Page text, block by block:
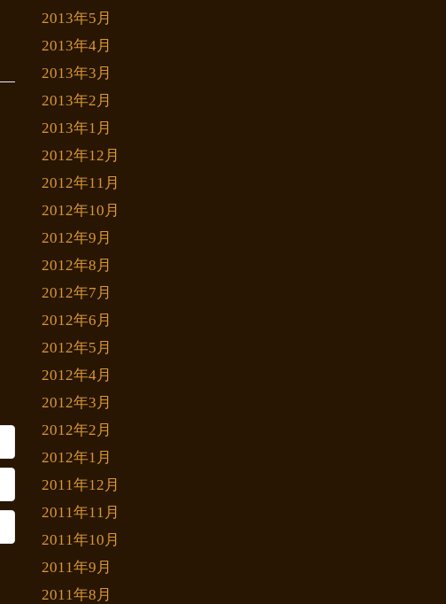
2013年5月
2013年4月
2013年3月
2013年2月
2013年1月
2012年12月
2012年11月
2012年10月
2012年9月
2012年8月
2012年7月
2012年6月
2012年5月
2012年4月
2012年3月
2012年2月
2012年1月
2011年12月
2011年11月
2011年10月
2011年9月
2011年8月